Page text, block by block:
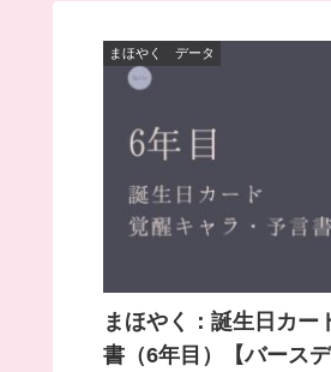
まほやく データ
まほやく：誕生日カー
書（6年目）【バースデ